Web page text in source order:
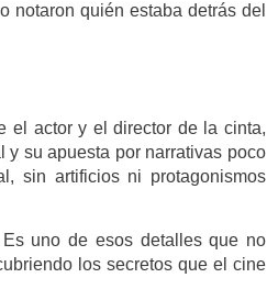
notaron quién estaba detrás del
el actor y el director de la cinta,
y su apuesta por narrativas poco
sin artificios ni protagonismos
uno de esos detalles que no
los secretos que el cine